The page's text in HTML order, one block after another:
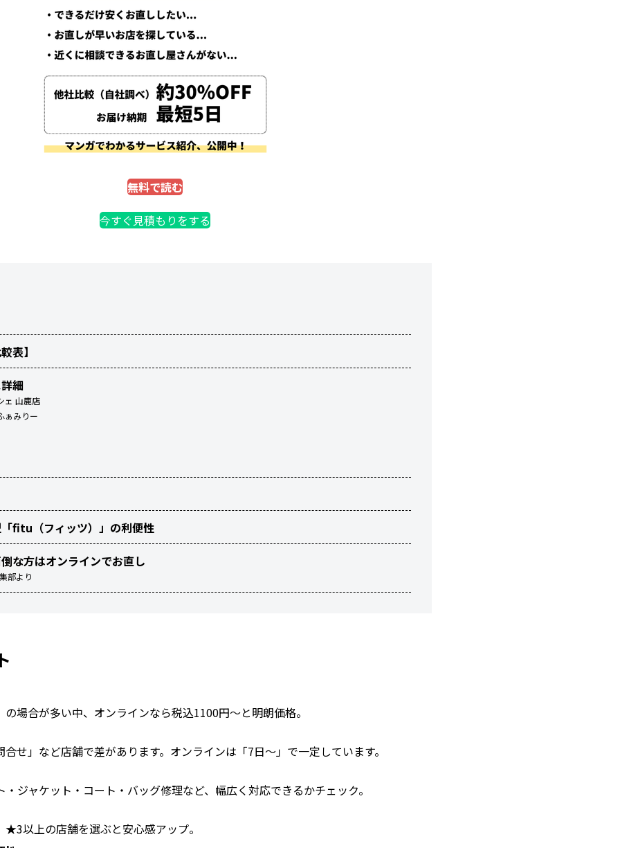
無料で読む
今すぐ見積もりをする
表】
細
ェ 山鹿店
ぁみりー
fitu（フィッツ）」の利便性
な方はオンラインでお直し
部より
場合が多い中、オンラインなら税込1100円〜と明朗価格。
せ」など店舗で差があります。オンラインは「7日〜」で一定しています。
ジャケット・コート・バッグ修理など、幅広く対応できるかチェック。
以上の店舗を選ぶと安心感アップ。